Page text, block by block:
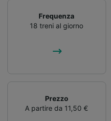
Frequenza
18 treni al giorno
Prezzo
A partire da 11,50 €